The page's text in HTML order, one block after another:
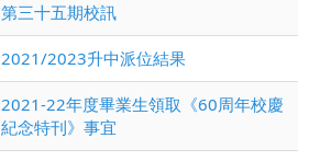
第三十五期校訊
2021/2023升中派位結果
2021-22年度畢業生領取《60周年校慶
紀念特刊》事宜